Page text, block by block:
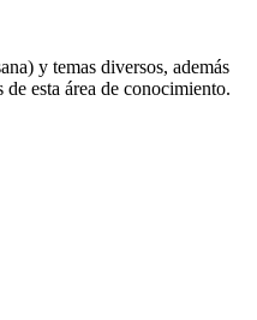
y temas diversos, además
esta área de conocimiento.